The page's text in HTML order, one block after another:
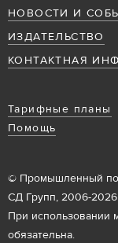
НОВОСТИ И
ИЗДАТЕЛЬСТВО
КОНТАКТНАЯ
Тарифные планы
Помощь
© Промышленный
СД Групп, 2006-
При использовании
обязательна.